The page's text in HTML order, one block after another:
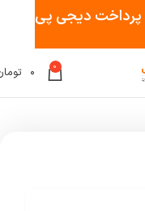
0 ۰
پرداخت دیجی پی